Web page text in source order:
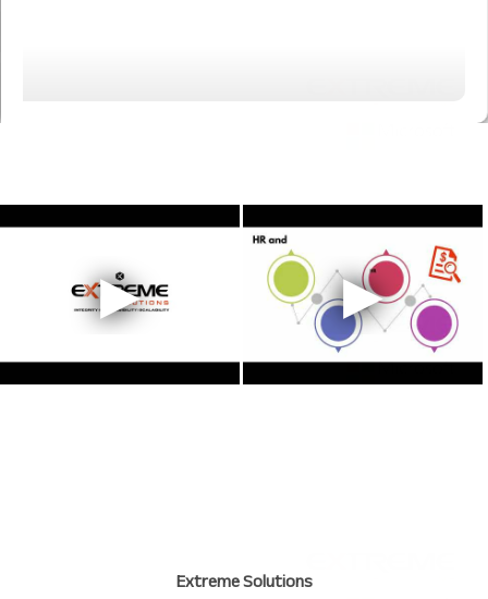
Extreme Solutions